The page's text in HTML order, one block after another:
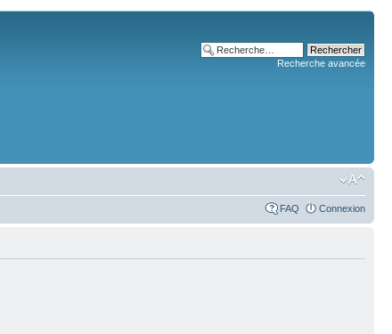
Recherche avancée
FAQ Connexion